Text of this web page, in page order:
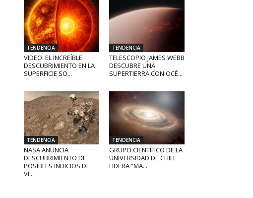
TENDENCIA
VIDEO: EL INCREÍBLE
DESCUBRIMIENTO EN LA
SUPERFICIE SO...
TENDENCIA
TELESCOPIO JAMES WEBB
DESCUBRE UNA
SUPERTIERRA CON OCÉ...
TENDENCIA
NASA ANUNCIA
DESCUBRIMIENTO DE
POSIBLES INDICIOS DE
VI...
TENDENCIA
GRUPO CIENTÍFICO DE LA
UNIVERSIDAD DE CHILE
LIDERA “MA...